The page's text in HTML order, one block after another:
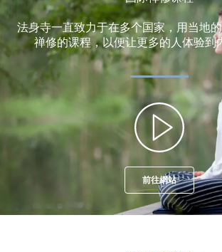
法身寺一直致力于在多个国家，用当地
禅修的课程，以便让更多的人体验到
前往網站